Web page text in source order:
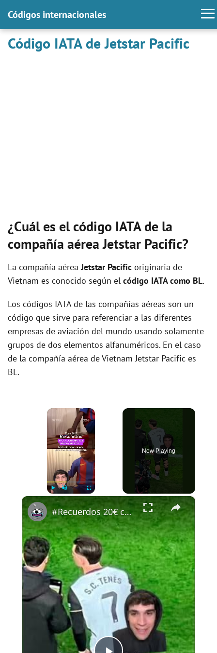
Códigos internacionales
Código IATA de Jetstar Pacific
¿Cuál es el código IATA de la
compañía aérea Jetstar Pacific?
La compañía aéreaJetstar Pacific originaria de
Vietnam es conocido según el código IATA como BL.
Los códigos IATA de las compañías aéreas son un
código que sirve para referenciar a las diferentes
empresas de aviación del mundo usando solamente
grupos de dos elementos alfanuméricos. En el caso
de la compañía aérea de Vietnam Jetstar Pacific es
BL.
×
Now Playing
×
#Recuerdos 20€ código CAMIS20 ig: pausegarrra #futbol #cullera #newnow #etoo